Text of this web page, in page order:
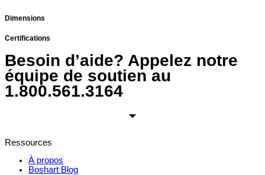
Dimensions
Certifications
Besoin d’aide? Appelez notre
équipe de soutien au
1.800.561.3164
Ressources
À propos
Boshart Blog